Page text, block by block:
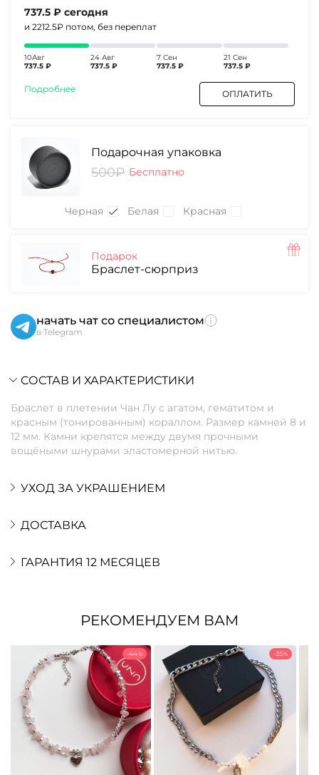
737.5 ₽ сегодня
и 2212.5₽ потом, без переплат
10Авг
737.5 ₽
24 Авг
737.5 ₽
7 Сен
737.5 ₽
21 Сен
737.5 ₽
Подробнее ОПЛАТИТЬ
Подарочная упаковка
500₽ Бесплатно
Черная Белая Красная
Подарок
Браслет-сюрприз
начать чат со специалистом
в Telegram
СОСТАВ И ХАРАКТЕРИСТИКИ
Браслет в плетении Чан Лу с агатом, гематитом и
красным (тонированным) кораллом. Размер камней 8 и
12 мм. Камни крепятся между двумя прочными
вощёными шнурами эластомерной нитью.
УХОД ЗА УКРАШЕНИЕМ
ДОСТАВКА
ГАРАНТИЯ 12 МЕСЯЦЕВ
РЕКОМЕНДУЕМ ВАМ
-44% -35%